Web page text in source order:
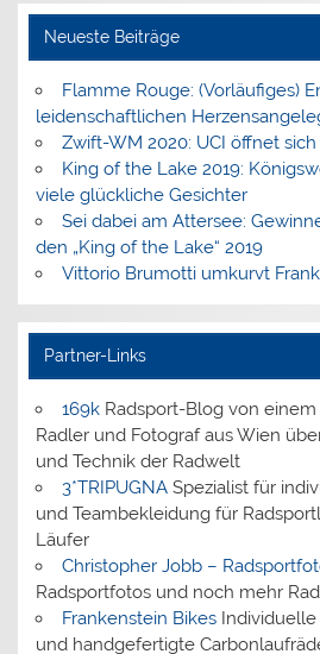
Neueste Beiträge
Flamme Rouge: (Vorläufiges)
leidenschaftlichen
Zwift-WM 2020: UCI öffnet
King of the Lake 2019:
viele glückliche Gesichter
Sei dabei am Attersee:
den „King of the Lake“ 2019
Vittorio Brumotti umkurvt
Partner-Links
169kRadsport-Blog von
Radler und Fotograf aus Wien
und Technik der Radwelt
3*TRIPUGNASpezialist für
und Teambekleidung für
Läufer
Christopher Jobb –
Radsportfotos und noch mehr
Frankenstein BikesIndividuelle
und handgefertigte